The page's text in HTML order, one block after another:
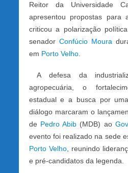
Reitor da Universidade
apresentou propostas para
criticou a polarização
senador Confúcio Moura
em Porto Velho.
A defesa da
agropecuária, o
estadual e a busca por
diálogo marcaram o
de Pedro Abib (MDB) ao
evento foi realizado na sede
Porto Velho, reunindo
e pré-candidatos da legenda.